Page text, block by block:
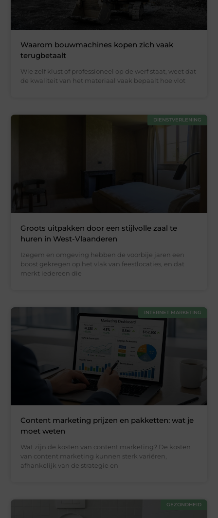
Waarom bouwmachines kopen zich vaak
terugbetaalt
Wie zelf klust of professioneel op de werf staat, weet dat
de kwaliteit van het materiaal vaak bepaalt hoe vlot
DIENSTVERLENING
Groots uitpakken door een stijlvolle zaal te
huren in West-Vlaanderen
Izegem en omgeving hebben de voorbije jaren een
boost gekregen op het vlak van feestlocaties, en dat
merkt iedereen die
INTERNET MARKETING
Content marketing prijzen en pakketten: wat je
moet weten
Wat zijn de kosten van content marketing? De kosten
van content marketing kunnen sterk variëren,
afhankelijk van de strategie en
GEZONDHEID